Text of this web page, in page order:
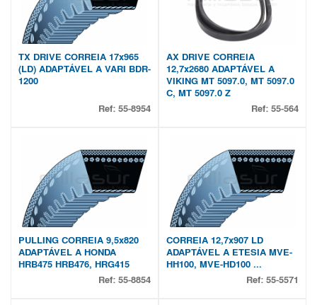
TX DRIVE CORREIA 17x965
(LD) ADAPTÁVEL A VARI BDR-
1200
Ref: 55-8954
AX DRIVE CORREIA
12,7x2680 ADAPTÁVEL A
VIKING MT 5097.0, MT 5097.0
C, MT 5097.0 Z
Ref: 55-564
PULLING CORREIA 9,5x820
ADAPTÁVEL A HONDA
HRB475 HRB476, HRG415
Ref: 55-8854
CORREIA 12,7x907 LD
ADAPTÁVEL A ETESIA MVE-
HH100, MVE-HD100 ...
Ref: 55-5571